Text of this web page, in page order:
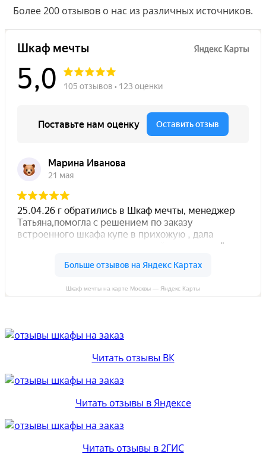
Более 200 отзывов о нас из различных источников.
Шкаф мечты на карте Москвы — Яндекс Карты
Читать отзывы ВК
Читать отзывы в Яндексе
Читать отзывы в 2ГИС